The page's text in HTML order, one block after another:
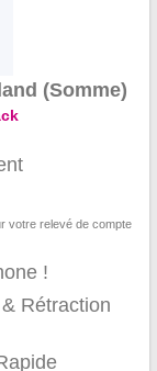
(Somme)
votre relevé de compte
!
Rétraction